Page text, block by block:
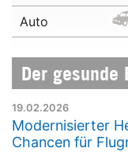
Auto
Der gesunde
19.02.2026
Modernisierter
Chancen für